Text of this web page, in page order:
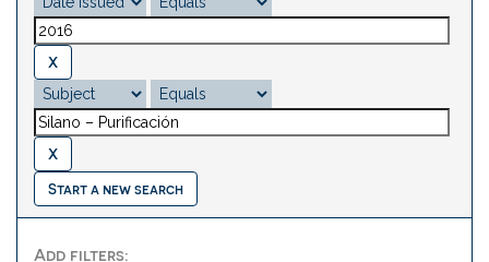
Start a new search
Add filters: